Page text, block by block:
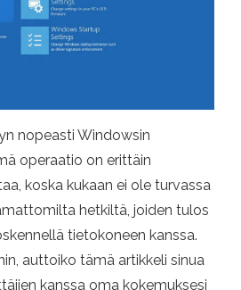
nopeasti Windowsin
operaatio on erittäin
koska kukaan ei ole turvassa
hetkiltä, ​​joiden tulos
tietokoneen kanssa.
auttoiko tämä artikkeli sinua
kanssa oma kokemuksesi